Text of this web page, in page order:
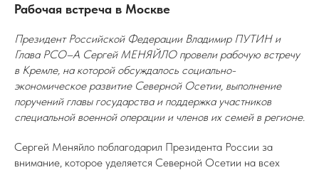
Рабочая встреча в Москве
Президент Российской Федерации Владимир ПУТИН и
Глава РСО–А Сергей МЕНЯЙЛО провели рабочую встречу
в Кремле, на которой обсуждалось социально-
экономическое развитие Северной Осетии, выполнение
поручений главы государства и поддержка участников
специальной военной операции и членов их семей в регионе.
Сергей Меняйло поблагодарил Президента России за
внимание, которое уделяется Северной Осетии на всех